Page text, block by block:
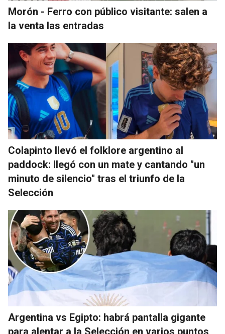
Morón - Ferro con público visitante: salen a
la venta las entradas
Colapinto llevó el folklore argentino al
paddock: llegó con un mate y cantando "un
minuto de silencio" tras el triunfo de la
Selección
Argentina vs Egipto: habrá pantalla gigante
para alentar a la Selección en varios puntos